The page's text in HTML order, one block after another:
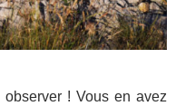
observer ! Vous en avez